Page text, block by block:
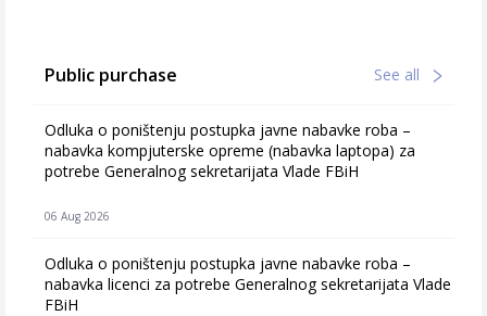
Public purchase See all
Odluka o poništenju postupka javne nabavke roba –
nabavka kompjuterske opreme (nabavka laptopa) za
potrebe Generalnog sekretarijata Vlade FBiH
06 Aug 2026
Odluka o poništenju postupka javne nabavke roba –
nabavka licenci za potrebe Generalnog sekretarijata Vlade
FBiH